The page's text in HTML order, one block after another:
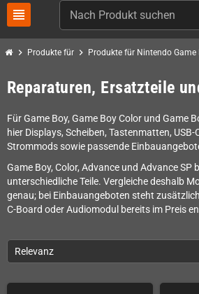
view_headline
chevron_right Produkte für chevron_right Produkte für Nintendo Game
Reparaturen, Ersatzteile
Für Game Boy, Game Boy Color und Game
hier Displays, Scheiben, Tastenmatten, USB-
Strommods sowie passende
Game Boy, Color, Advance und Advance SP
unterschiedliche Teile. Vergleiche deshalb
genau; bei Einbauangeboten steht
C-Board oder Audiomodul bereits im Preis
Relevanz